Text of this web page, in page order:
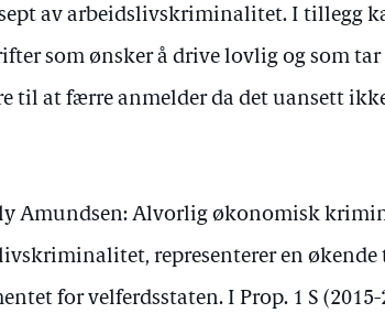
av arbeidslivskriminalitet. I tillegg
som ønsker å drive lovlig og som
til at færre anmelder da det uansett
Amundsen: Alvorlig økonomisk
representerer en
for velferdsstaten. I Prop. 1 S